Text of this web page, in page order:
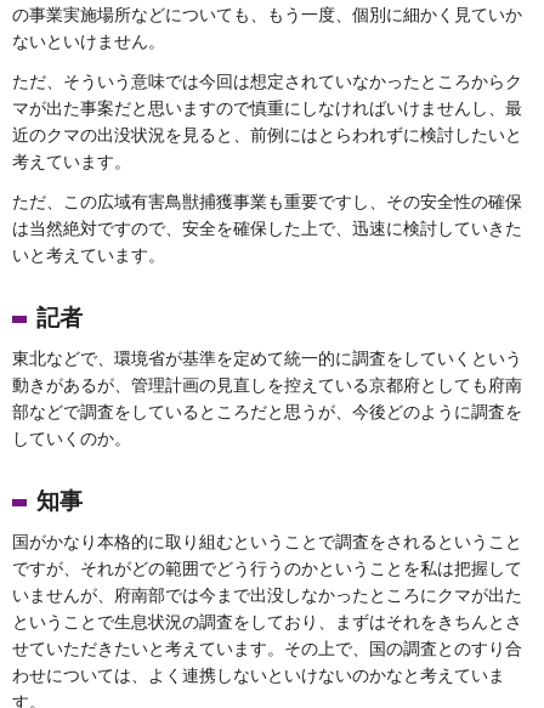
の事業実施場所などについても、もう一度、個別に細かく見ていか
ないといけません。
ただ、そういう意味では今回は想定されていなかったところからク
マが出た事案だと思いますので慎重にしなければいけませんし、最
近のクマの出没状況を見ると、前例にはとらわれずに検討したいと
考えています。
ただ、この広域有害鳥獣捕獲事業も重要ですし、その安全性の確保
は当然絶対ですので、安全を確保した上で、迅速に検討していきた
いと考えています。
記者
東北などで、環境省が基準を定めて統一的に調査をしていくという
動きがあるが、管理計画の見直しを控えている京都府としても府南
部などで調査をしているところだと思うが、今後どのように調査を
していくのか。
知事
国がかなり本格的に取り組むということで調査をされるということ
ですが、それがどの範囲でどう行うのかということを私は把握して
いませんが、府南部では今まで出没しなかったところにクマが出た
ということで生息状況の調査をしており、まずはそれをきちんとさ
せていただきたいと考えています。その上で、国の調査とのすり合
わせについては、よく連携しないといけないのかなと考えていま
す。